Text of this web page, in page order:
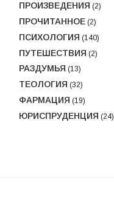
ПРОИЗВЕДЕНИЯ (2)
ПРОЧИТАННОЕ (2)
ПСИХОЛОГИЯ (140)
ПУТЕШЕСТВИЯ (2)
РАЗДУМЬЯ (13)
ТЕОЛОГИЯ (32)
ФАРМАЦИЯ (19)
ЮРИСПРУДЕНЦИЯ (24)